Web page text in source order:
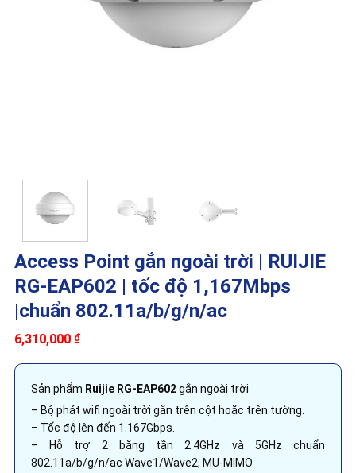
Access Point gắn ngoài trời | RUIJIE
RG-EAP602 | tốc độ 1,167Mbps
|chuẩn 802.11a/b/g/n/ac
6,310,000 ₫
Sản phẩm Ruijie RG-EAP602gắn ngoài trời
– Bộ phát wifi ngoài trời gắn trên cột hoặc trên tường.
– Tốc độ lên đến 1.167Gbps.
– Hỗ trợ 2 băng tần 2.4GHz và 5GHz chuẩn
802.11a/b/g/n/ac Wave1/Wave2, MU-MIMO.